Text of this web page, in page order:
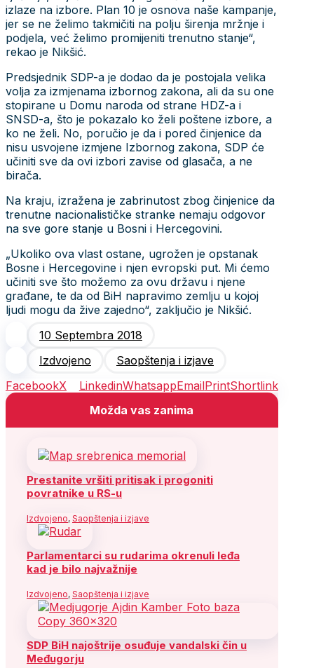
izlaze na izbore. Plan 10 je osnova naše kampanje,
jer se ne želimo takmičiti na polju širenja mržnje i
podjela, već želimo promijeniti trenutno stanje“,
rekao je Nikšić.
Predsjednik SDP-a je dodao da je postojala velika
volja za izmjenama izbornog zakona, ali da su one
stopirane u Domu naroda od strane HDZ-a i
SNSD-a, što je pokazalo ko želi poštene izbore, a
ko ne želi. No, poručio je da i pored činjenice da
nisu usvojene izmjene Izbornog zakona, SDP će
učiniti sve da ovi izbori zavise od glasača, a ne
birača.
Na kraju, izražena je zabrinutost zbog činjenice da
trenutne nacionalističke stranke nemaju odgovor
na sve gore stanje u Bosni i Hercegovini.
„Ukoliko ova vlast ostane, ugrožen je opstanak
Bosne i Hercegovine i njen evropski put. Mi ćemo
učiniti sve što možemo za ovu državu i njene
građane, te da od BiH napravimo zemlju u kojoj
ljudi mogu da žive zajedno“, zaključio je Nikšić.
10 Septembra 2018
Izdvojeno
Saopštenja i izjave
FacebookX LinkedinWhatsappEmailPrintShortlink
Možda vas zanima
Prestanite vršiti pritisak i progoniti
povratnike u RS-u
Izdvojeno, Saopštenja i izjave
Parlamentarci su rudarima okrenuli leđa
kad je bilo najvažnije
Izdvojeno, Saopštenja i izjave
SDP BiH najoštrije osuđuje vandalski čin u
Međugorju